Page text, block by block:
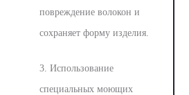
повреждение волокон и
сохраняет форму изделия.
3. Использование
специальных моющих